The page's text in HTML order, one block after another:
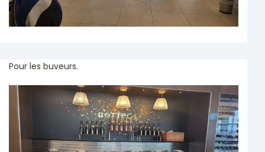
Pour les buveurs.